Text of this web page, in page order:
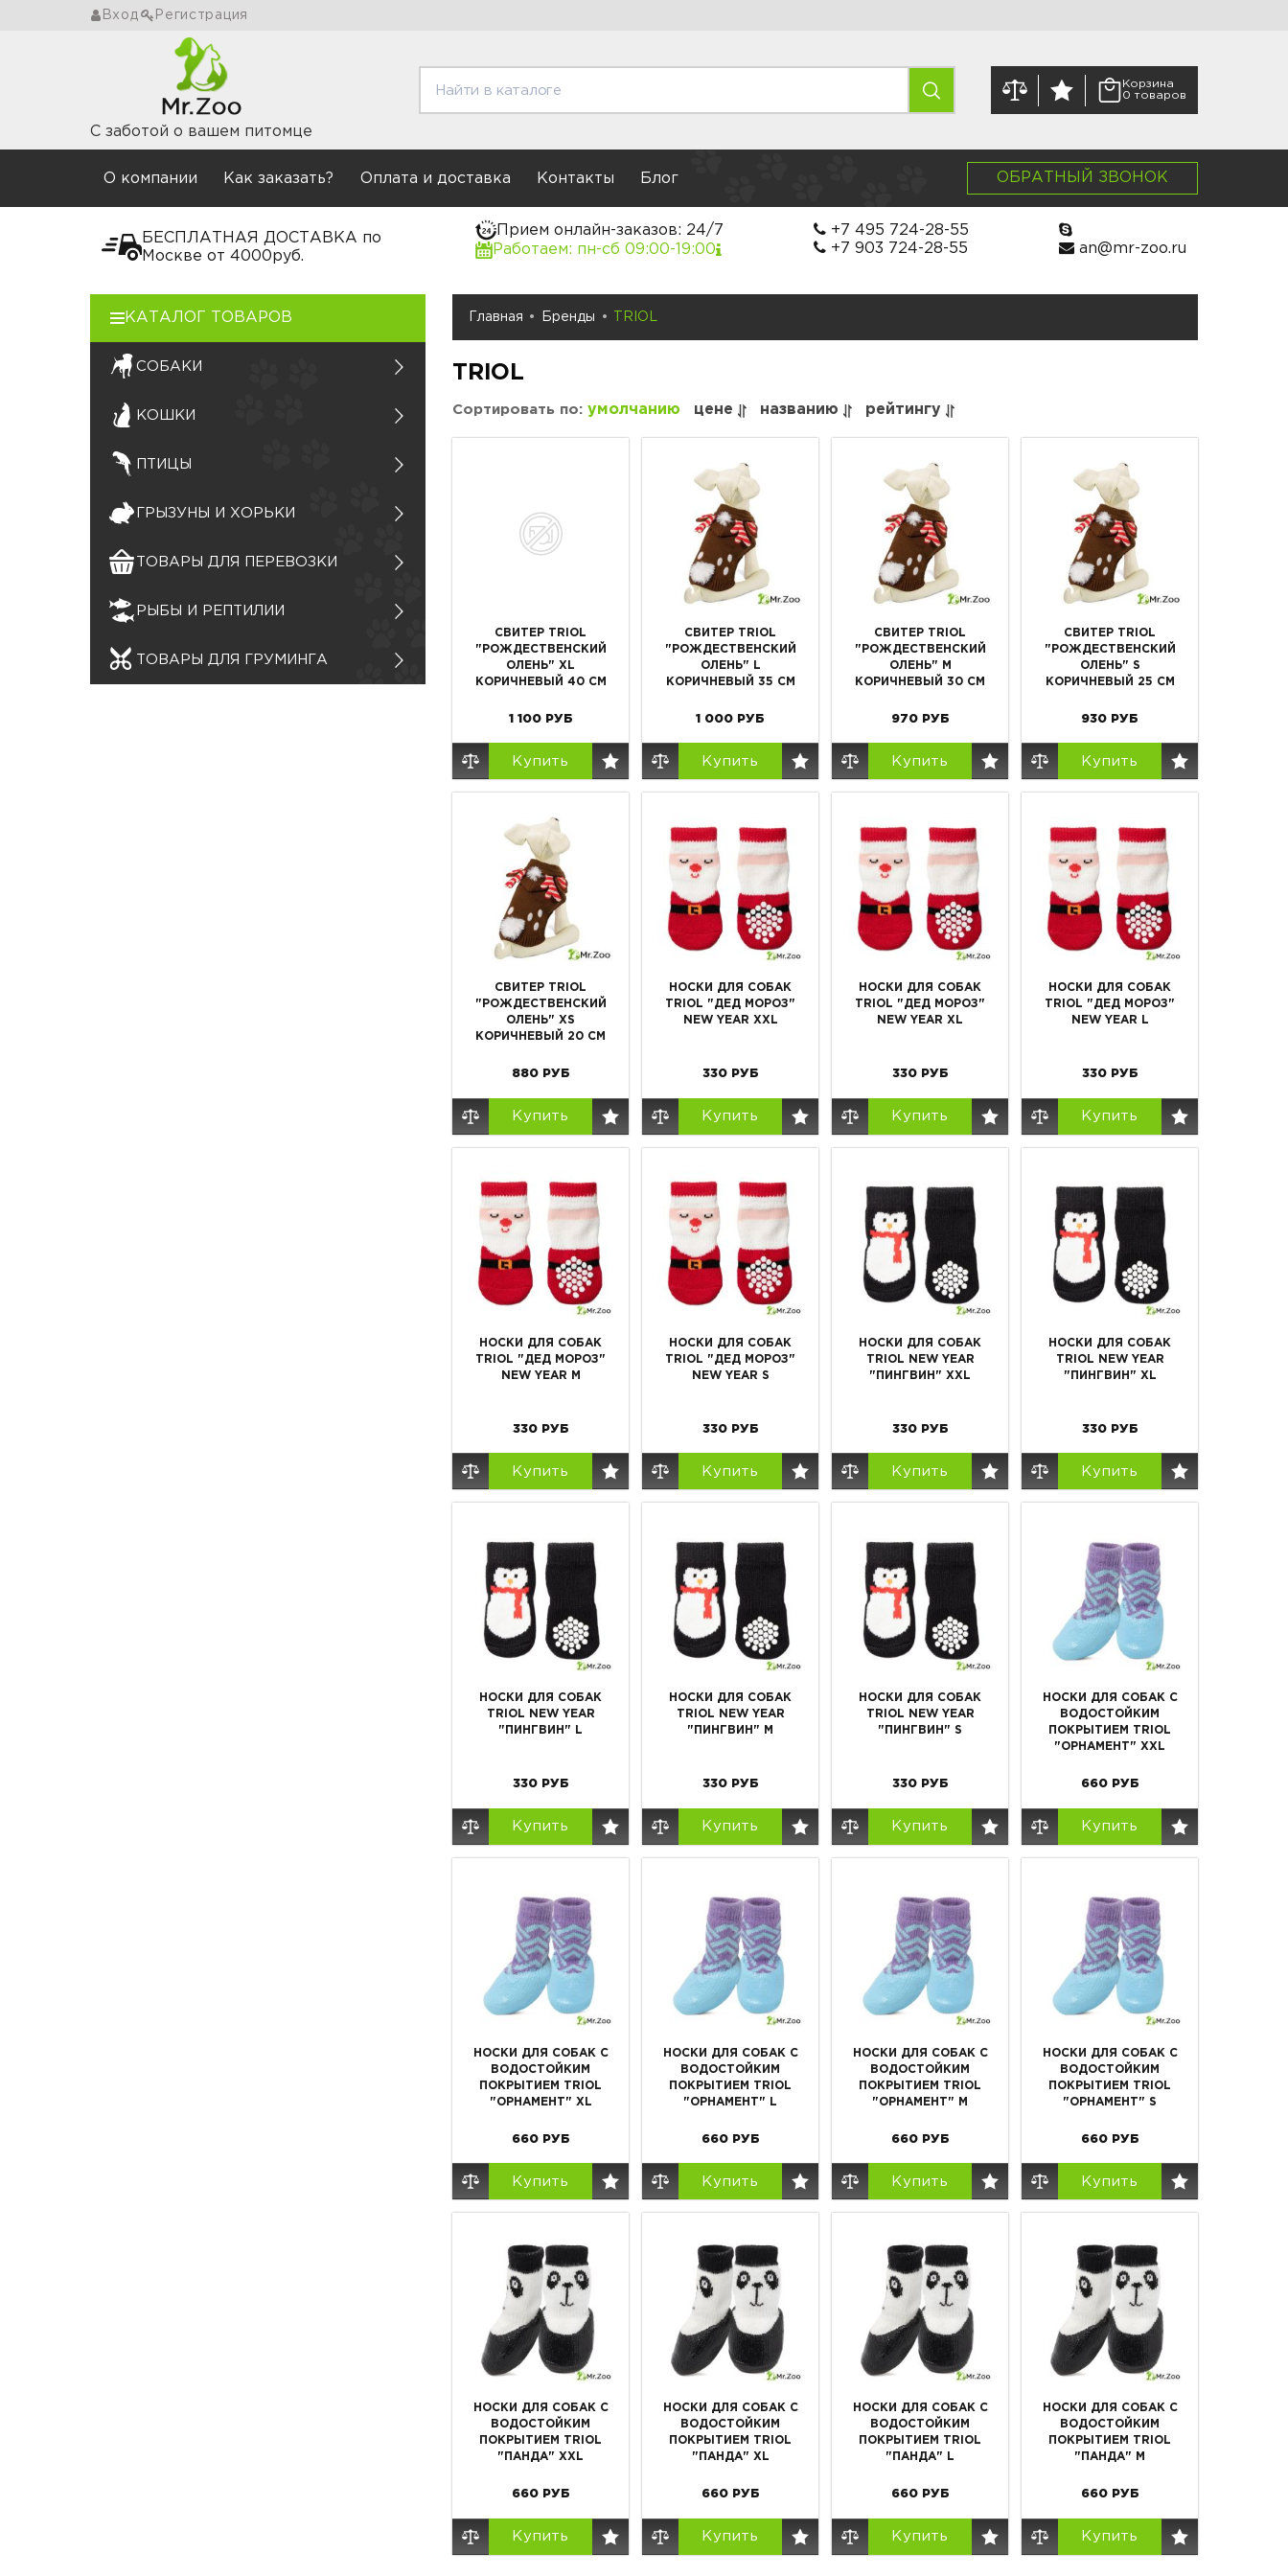
Вход Регистрация
С заботой о вашем питомце
Корзина
0 товаров
О компании Как заказать? Оплата и доставка Контакты Блог ОБРАТНЫЙ ЗВОНОК
БЕСПЛАТНАЯ ДОСТАВКА по
Москве от 4000руб.
Прием онлайн-заказов: 24/7
Работаем: пн-сб 09:00-19:00
+7 495 724-28-55
+7 903 724-28-55
an@mr-zoo.ru
КАТАЛОГ ТОВАРОВ
СОБАКИ
КОШКИ
ПТИЦЫ
ГРЫЗУНЫ И ХОРЬКИ
ТОВАРЫ ДЛЯ ПЕРЕВОЗКИ
РЫБЫ И РЕПТИЛИИ
ТОВАРЫ ДЛЯ ГРУМИНГА
Главная Бренды TRIOL
TRIOL
Сортировать по: умолчанию цене названию рейтингу
СВИТЕР TRIOL
"РОЖДЕСТВЕНСКИЙ
ОЛЕНЬ" XL
КОРИЧНЕВЫЙ 40 СМ
1 100 РУБ
Купить
СВИТЕР TRIOL
"РОЖДЕСТВЕНСКИЙ
ОЛЕНЬ" L
КОРИЧНЕВЫЙ 35 СМ
1 000 РУБ
Купить
СВИТЕР TRIOL
"РОЖДЕСТВЕНСКИЙ
ОЛЕНЬ" M
КОРИЧНЕВЫЙ 30 СМ
970 РУБ
Купить
СВИТЕР TRIOL
"РОЖДЕСТВЕНСКИЙ
ОЛЕНЬ" S
КОРИЧНЕВЫЙ 25 СМ
930 РУБ
Купить
СВИТЕР TRIOL
"РОЖДЕСТВЕНСКИЙ
ОЛЕНЬ" XS
КОРИЧНЕВЫЙ 20 СМ
880 РУБ
Купить
НОСКИ ДЛЯ СОБАК
TRIOL "ДЕД МОРОЗ"
NEW YEAR XXL
330 РУБ
Купить
НОСКИ ДЛЯ СОБАК
TRIOL "ДЕД МОРОЗ"
NEW YEAR XL
330 РУБ
Купить
НОСКИ ДЛЯ СОБАК
TRIOL "ДЕД МОРОЗ"
NEW YEAR L
330 РУБ
Купить
НОСКИ ДЛЯ СОБАК
TRIOL "ДЕД МОРОЗ"
NEW YEAR M
330 РУБ
Купить
НОСКИ ДЛЯ СОБАК
TRIOL "ДЕД МОРОЗ"
NEW YEAR S
330 РУБ
Купить
НОСКИ ДЛЯ СОБАК
TRIOL NEW YEAR
"ПИНГВИН" XXL
330 РУБ
Купить
НОСКИ ДЛЯ СОБАК
TRIOL NEW YEAR
"ПИНГВИН" XL
330 РУБ
Купить
НОСКИ ДЛЯ СОБАК
TRIOL NEW YEAR
"ПИНГВИН" L
330 РУБ
Купить
НОСКИ ДЛЯ СОБАК
TRIOL NEW YEAR
"ПИНГВИН" М
330 РУБ
Купить
НОСКИ ДЛЯ СОБАК
TRIOL NEW YEAR
"ПИНГВИН" S
330 РУБ
Купить
НОСКИ ДЛЯ СОБАК С
ВОДОСТОЙКИМ
ПОКРЫТИЕМ TRIOL
"ОРНАМЕНТ" XXL
660 РУБ
Купить
НОСКИ ДЛЯ СОБАК С
ВОДОСТОЙКИМ
ПОКРЫТИЕМ TRIOL
"ОРНАМЕНТ" XL
660 РУБ
Купить
НОСКИ ДЛЯ СОБАК С
ВОДОСТОЙКИМ
ПОКРЫТИЕМ TRIOL
"ОРНАМЕНТ" L
660 РУБ
Купить
НОСКИ ДЛЯ СОБАК С
ВОДОСТОЙКИМ
ПОКРЫТИЕМ TRIOL
"ОРНАМЕНТ" M
660 РУБ
Купить
НОСКИ ДЛЯ СОБАК С
ВОДОСТОЙКИМ
ПОКРЫТИЕМ TRIOL
"ОРНАМЕНТ" S
660 РУБ
Купить
НОСКИ ДЛЯ СОБАК С
ВОДОСТОЙКИМ
ПОКРЫТИЕМ TRIOL
"ПАНДА" XXL
660 РУБ
Купить
НОСКИ ДЛЯ СОБАК С
ВОДОСТОЙКИМ
ПОКРЫТИЕМ TRIOL
"ПАНДА" XL
660 РУБ
Купить
НОСКИ ДЛЯ СОБАК С
ВОДОСТОЙКИМ
ПОКРЫТИЕМ TRIOL
"ПАНДА" L
660 РУБ
Купить
НОСКИ ДЛЯ СОБАК С
ВОДОСТОЙКИМ
ПОКРЫТИЕМ TRIOL
"ПАНДА" M
660 РУБ
Купить